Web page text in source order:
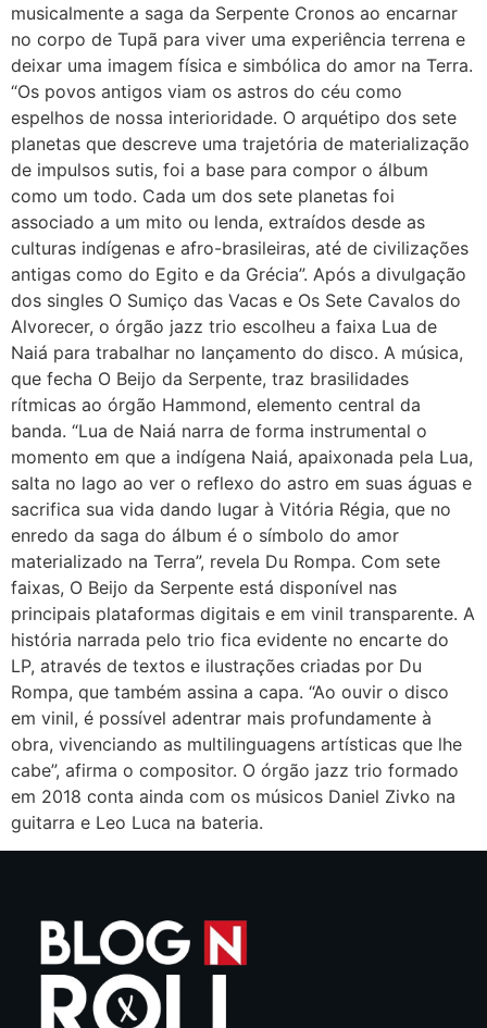
musicalmente a saga da Serpente Cronos ao encarnar
no corpo de Tupã para viver uma experiência terrena e
deixar uma imagem física e simbólica do amor na Terra.
“Os povos antigos viam os astros do céu como
espelhos de nossa interioridade. O arquétipo dos sete
planetas que descreve uma trajetória de materialização
de impulsos sutis, foi a base para compor o álbum
como um todo. Cada um dos sete planetas foi
associado a um mito ou lenda, extraídos desde as
culturas indígenas e afro-brasileiras, até de civilizações
antigas como do Egito e da Grécia”. Após a divulgação
dos singles O Sumiço das Vacas e Os Sete Cavalos do
Alvorecer, o órgão jazz trio escolheu a faixa Lua de
Naiá para trabalhar no lançamento do disco. A música,
que fecha O Beijo da Serpente, traz brasilidades
rítmicas ao órgão Hammond, elemento central da
banda. “Lua de Naiá narra de forma instrumental o
momento em que a indígena Naiá, apaixonada pela Lua,
salta no lago ao ver o reflexo do astro em suas águas e
sacrifica sua vida dando lugar à Vitória Régia, que no
enredo da saga do álbum é o símbolo do amor
materializado na Terra”, revela Du Rompa. Com sete
faixas, O Beijo da Serpente está disponível nas
principais plataformas digitais e em vinil transparente. A
história narrada pelo trio fica evidente no encarte do
LP, através de textos e ilustrações criadas por Du
Rompa, que também assina a capa. “Ao ouvir o disco
em vinil, é possível adentrar mais profundamente à
obra, vivenciando as multilinguagens artísticas que lhe
cabe”, afirma o compositor. O órgão jazz trio formado
em 2018 conta ainda com os músicos Daniel Zivko na
guitarra e Leo Luca na bateria.